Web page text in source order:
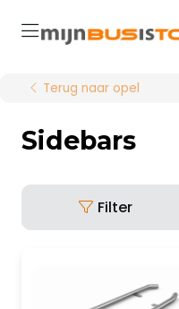
Terug naar opel
Sidebars
Filter